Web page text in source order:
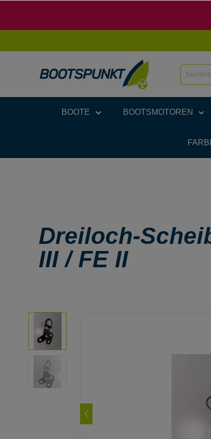
BOOTE BOOTSMOTOREN
Dreiloch-
III / FE II